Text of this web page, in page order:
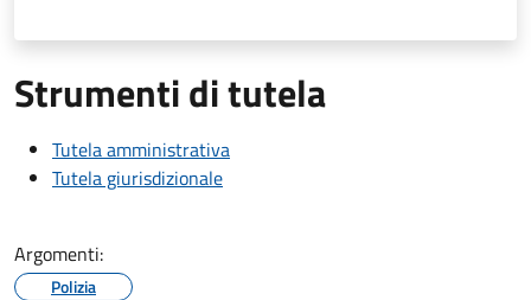
Strumenti di tutela
Tutela amministrativa
Tutela giurisdizionale
Argomenti:
Polizia